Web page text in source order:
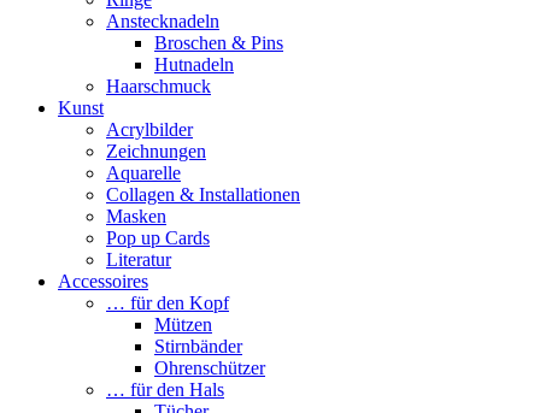
Anstecknadeln
Broschen & Pins
Hutnadeln
Haarschmuck
Kunst
Acrylbilder
Zeichnungen
Aquarelle
Collagen & Installationen
Masken
Pop up Cards
Literatur
Accessoires
… für den Kopf
Mützen
Stirnbänder
Ohrenschützer
… für den Hals